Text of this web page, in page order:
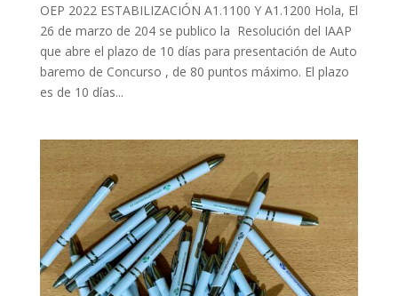
OEP 2022 ESTABILIZACIÓN A1.1100 Y A1.1200 Hola, El
26 de marzo de 204 se publico la Resolución del IAAP
que abre el plazo de 10 días para presentación de Auto
baremo de Concurso , de 80 puntos máximo. El plazo
es de 10 días...